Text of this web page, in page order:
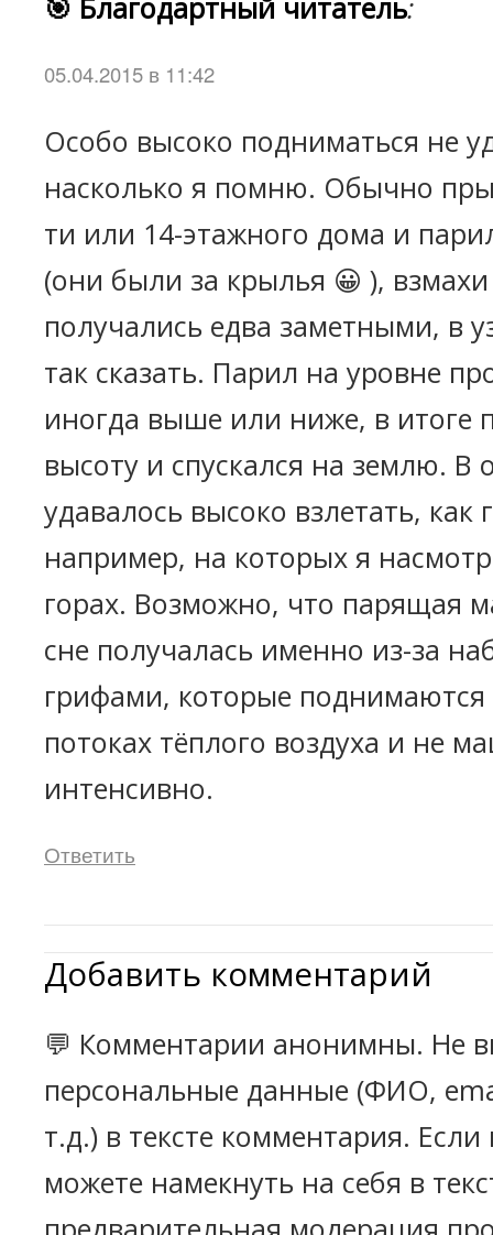
🎯 Благодартный читатель:
05.04.2015 в 11:42
Особо высоко подниматься не
насколько я помню. Обычно
ти или 14-этажного дома и
(они были за крылья 😀 ),
получались едва заметными, в
так сказать. Парил на уровне
иногда выше или ниже, в итоге
высоту и спускался на землю. В
удавалось высоко взлетать, как
например, на которых я
горах. Возможно, что парящая
сне получалась именно из-за
грифами, которые
потоках тёплого воздуха и не
интенсивно.
Ответить
Добавить комментарий
💬 Комментарии анонимны. Не
персональные данные (ФИО,
т.д.) в тексте комментария.
можете намекнуть на себя в